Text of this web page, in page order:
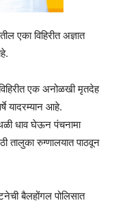
एका विहिरीत अज्ञात
एक अनोळखी मृतदेह
आहे.
धाव घेऊन पंचनामा
तालुका रुग्णालयात पाठवून
बैलहोंगल पोलिसात